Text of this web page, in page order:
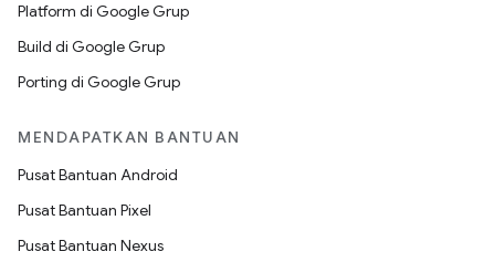
Platform di Google Grup
Build di Google Grup
Porting di Google Grup
MENDAPATKAN BANTUAN
Pusat Bantuan Android
Pusat Bantuan Pixel
Pusat Bantuan Nexus